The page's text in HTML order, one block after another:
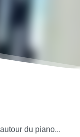
du piano...